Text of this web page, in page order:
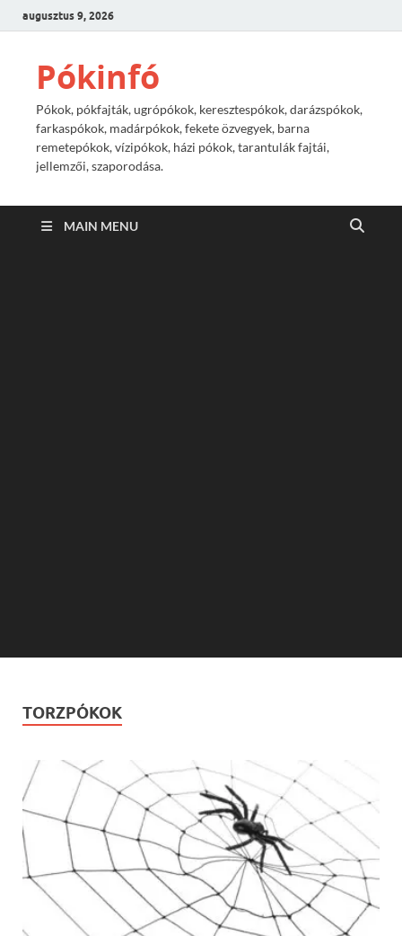
augusztus 9, 2026
Pókinfó
Pókok, pókfajták, ugrópókok, keresztespókok, darázspókok,
farkaspókok, madárpókok, fekete özvegyek, barna
remetepókok, vízipókok, házi pókok, tarantulák fajtái,
jellemzői, szaporodása.
MAIN MENU
TORZPÓKOK